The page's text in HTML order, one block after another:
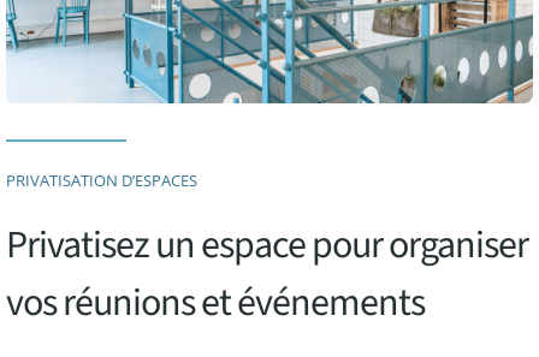
PRIVATISATION D’ESPACES
Privatisez un espace pour organiser
vos réunions et événements